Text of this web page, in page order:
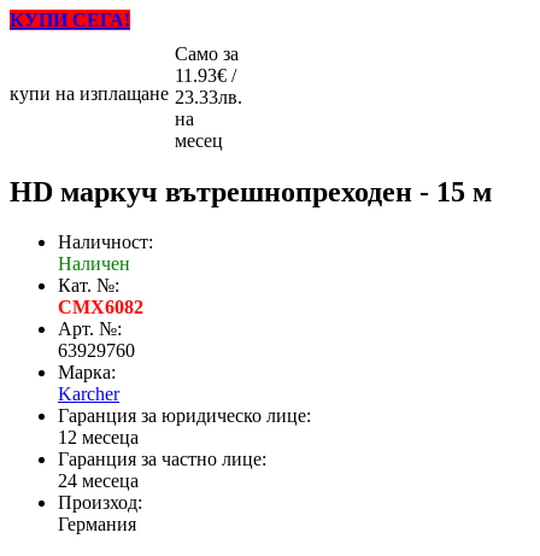
КУПИ СЕГА!
купи на изплащане
Само за
11.93€ /
23.33лв.
на
месец
HD маркуч вътрешнопреходен - 15 м
Наличност:
Наличен
Кат. №:
CMX6082
Арт. №:
63929760
Марка:
Karcher
Гаранция за юридическо лице:
12 месеца
Гаранция за частно лице:
24 месеца
Произход:
Германия